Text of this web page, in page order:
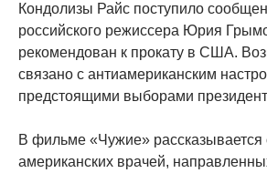
Кондолизы Райс поступило
российского режиссера Юрия
рекомендован к прокату в США.
связано с антиамериканским
предстоящими выборами
В фильме «Чужие» рассказывается
американских врачей,